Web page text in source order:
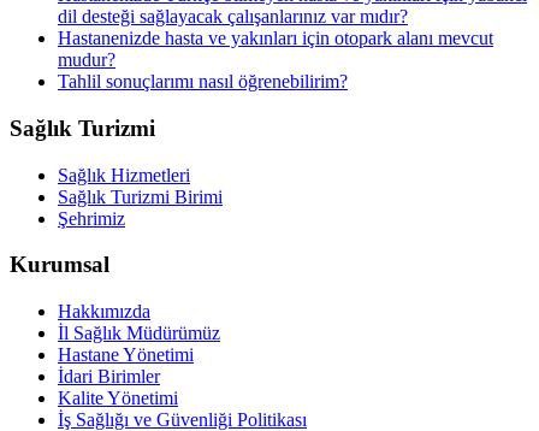
dil desteği sağlayacak çalışanlarınız var mıdır?
Hastanenizde hasta ve yakınları için otopark alanı mevcut
mudur?
Tahlil sonuçlarımı nasıl öğrenebilirim?
Sağlık Turizmi
Sağlık Hizmetleri
Sağlık Turizmi Birimi
Şehrimiz
Kurumsal
Hakkımızda
İl Sağlık Müdürümüz
Hastane Yönetimi
İdari Birimler
Kalite Yönetimi
İş Sağlığı ve Güvenliği Politikası